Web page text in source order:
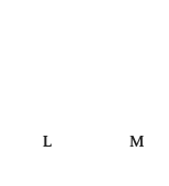
L
M